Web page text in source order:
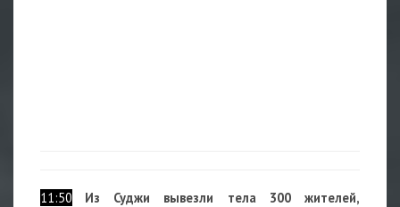
11:50
Из Суджи вывезли тела 300 жителей,